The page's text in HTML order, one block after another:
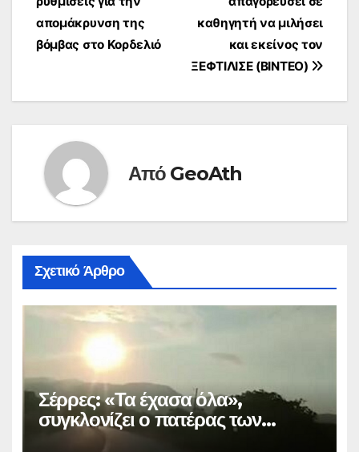
καθηγητή να μιλήσει
και εκείνος τον
ΞΕΦΤΙΛΙΣΕ (ΒΙΝΤΕΟ)
απομάκρυνση της
βόμβας στο Κορδελιό
Από GeoAth
Σχετικό Άρθρο
Σέρρες: «Τα έχασα όλα»,
συγκλονίζει ο πατέρας των
θυμάτων